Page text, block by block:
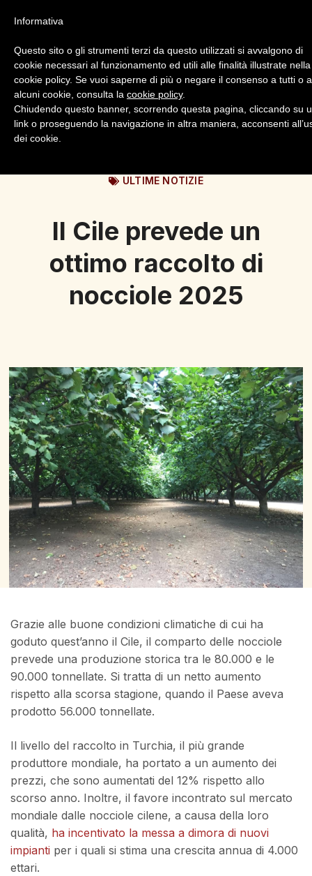
Login Registrazione
ULTIME NOTIZIE
Il Cile prevede un
ottimo raccolto di
nocciole 2025
Grazie alle buone condizioni climatiche di cui ha
goduto quest’anno il Cile, il comparto delle nocciole
prevede una produzione storica tra le 80.000 e le
90.000 tonnellate. Si tratta di un netto aumento
rispetto alla scorsa stagione, quando il Paese aveva
prodotto 56.000 tonnellate.
Il livello del raccolto in Turchia, il più grande
produttore mondiale, ha portato a un aumento dei
prezzi, che sono aumentati del 12% rispetto allo
scorso anno. Inoltre, il favore incontrato sul mercato
mondiale dalle nocciole cilene, a causa della loro
qualità, ha incentivato la messa a dimora di nuovi
impianti per i quali si stima una crescita annua di 4.000
ettari.
Informativa
Questo sito o gli strumenti terzi da questo utilizzati si avvalgono di
cookie necessari al funzionamento ed utili alle finalità illustrate nella
cookie policy. Se vuoi saperne di più o negare il consenso a tutti o
alcuni cookie, consulta la cookie policy.
Chiudendo questo banner, scorrendo questa pagina, cliccando su
link o proseguendo la navigazione in altra maniera, acconsenti
dei cookie.